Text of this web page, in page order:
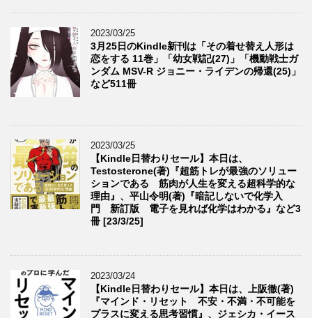
2023/03/25
3月25日のKindle新刊は「その着せ替え人形は
恋をする 11巻」「幼女戦記(27)」「機動戦士ガ
ンダム MSV-R ジョニー・ライデンの帰還(25)」
など511冊
2023/03/25
【Kindle日替わりセール】本日は、
Testosterone(著)『超筋トレが最強のソリュー
ションである 筋肉が人生を変える超科学的な
理由』、平山令明(著)『暗記しないで化学入
門 新訂版 電子を見れば化学はわかる』など3
冊 [23/3/25]
2023/03/24
【Kindle日替わりセール】本日は、上阪徹(著)
『マインド・リセット 不安・不満・不可能を
プラスに変える思考習慣』、ジェシカ・イース